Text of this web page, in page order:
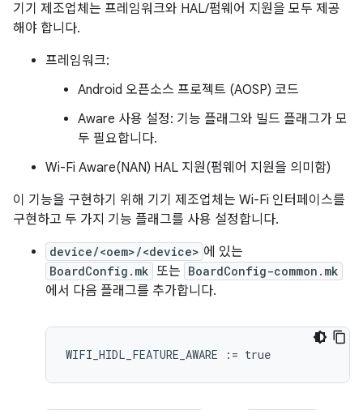
기기 제조업체는 프레임워크와 HAL/펌웨어 지원을 모두 제공
해야 합니다.
프레임워크:
Android 오픈소스 프로젝트 (AOSP) 코드
Aware 사용 설정: 기능 플래그와 빌드 플래그가 모
두 필요합니다.
Wi-Fi Aware(NAN) HAL 지원(펌웨어 지원을 의미함)
이 기능을 구현하기 위해 기기 제조업체는 Wi-Fi 인터페이스를
구현하고 두 가지 기능 플래그를 사용 설정합니다.
device/<oem>/<device> 에 있는
BoardConfig.mk 또는 BoardConfig-common.mk
에서 다음 플래그를 추가합니다.
WIFI_HIDL_FEATURE_AWARE := true